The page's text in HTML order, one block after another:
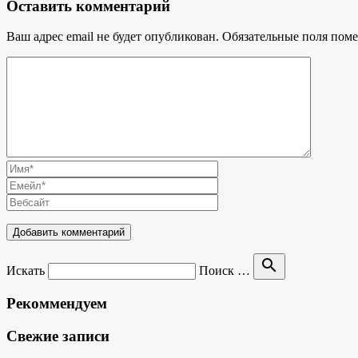
Оставить комментарий
Ваш адрес email не будет опубликован. Обязательные поля
Искать Поиск … search
Рекоммендуем
Свежие записи